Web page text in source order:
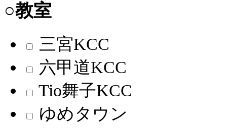
○教室
三宮KCC
六甲道KCC
Tio舞子KCC
ゆめタウン